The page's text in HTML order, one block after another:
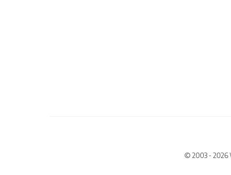
© 2003 - 2026